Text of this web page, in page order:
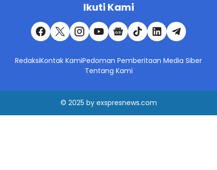
Ikuti Kami
RedaksiKontak KamiPedoman Pemberitaan Media Siber
Tentang Kami
© 2025 by exspresnews.com